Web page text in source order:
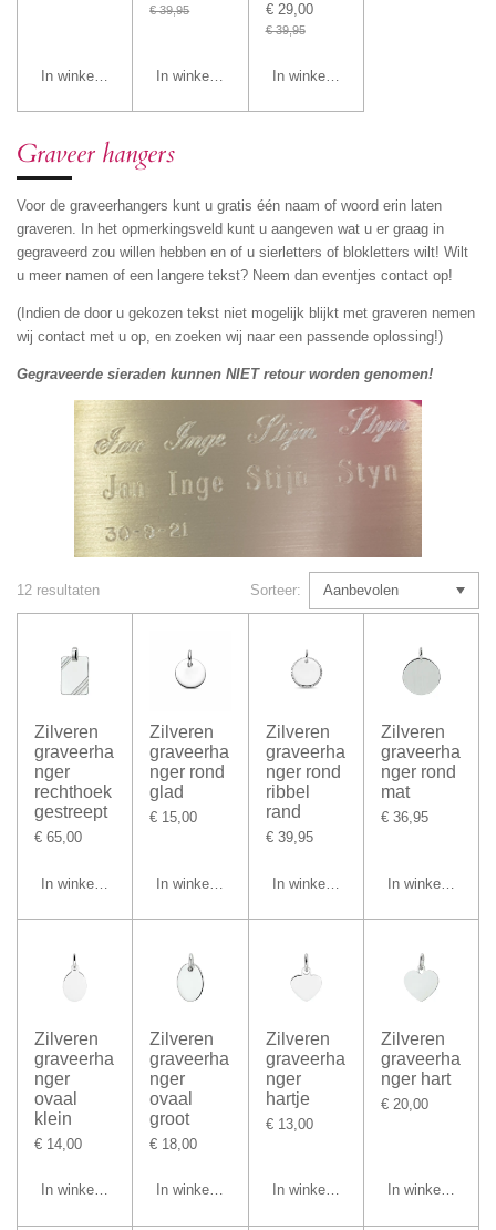
In winkelwagen
€ 39,95
In winkelwagen
€ 29,00
€ 39,95
In winkelwagen
Graveer hangers
Voor de graveerhangers kunt u gratis één naam of woord erin laten
graveren. In het opmerkingsveld kunt u aangeven wat u er graag in
gegraveerd zou willen hebben en of u sierletters of blokletters wilt! Wilt
u meer namen of een langere tekst? Neem dan eventjes contact op!
(Indien de door u gekozen tekst niet mogelijk blijkt met graveren nemen
wij contact met u op, en zoeken wij naar een passende oplossing!)
Gegraveerde sieraden kunnen NIET retour worden genomen!
12 resultaten Sorteer:
Zilveren
graveerha
nger
rechthoek
gestreept
€ 65,00
In winkelwagen
Zilveren
graveerha
nger rond
glad
€ 15,00
In winkelwagen
Zilveren
graveerha
nger rond
ribbel
rand
€ 39,95
In winkelwagen
Zilveren
graveerha
nger rond
mat
€ 36,95
In winkelwagen
Zilveren
graveerha
nger
ovaal
klein
€ 14,00
In winkelwagen
Zilveren
graveerha
nger
ovaal
groot
€ 18,00
In winkelwagen
Zilveren
graveerha
nger
hartje
€ 13,00
In winkelwagen
Zilveren
graveerha
nger hart
€ 20,00
In winkelwagen